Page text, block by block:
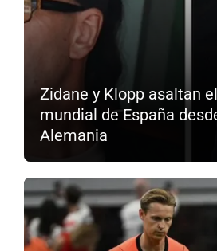
Zidane y Klopp asaltan
mundial de España
Alemania